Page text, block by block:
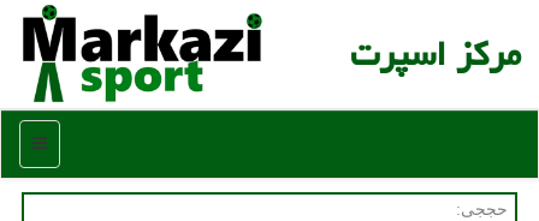
مركز اسپرت
منو
حججی: